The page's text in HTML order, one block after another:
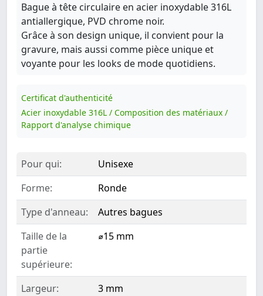
Bague à tête circulaire en acier inoxydable 316L
antiallergique, PVD chrome noir.
Grâce à son design unique, il convient pour la
gravure, mais aussi comme pièce unique et
voyante pour les looks de mode quotidiens.
Certificat d'authenticité
Acier inoxydable 316L / Composition des matériaux /
Rapport d'analyse chimique
Pour qui:
Unisexe
Forme:
Ronde
Type d'anneau:
Autres bagues
Taille de la
partie
supérieure:
⌀15 mm
Largeur:
3 mm